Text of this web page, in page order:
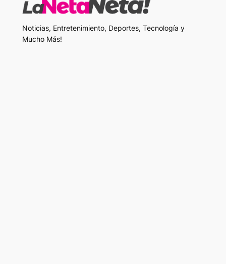
Noticias, Entretenimiento, Deportes, Tecnología y
Mucho Más!